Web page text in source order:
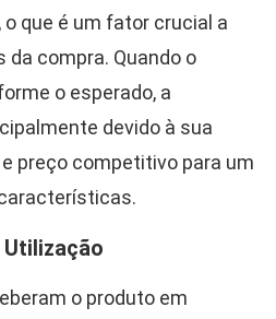
que é um fator crucial a
compra. Quando o
o esperado, a
devido à sua
preço competitivo para um
o produto em